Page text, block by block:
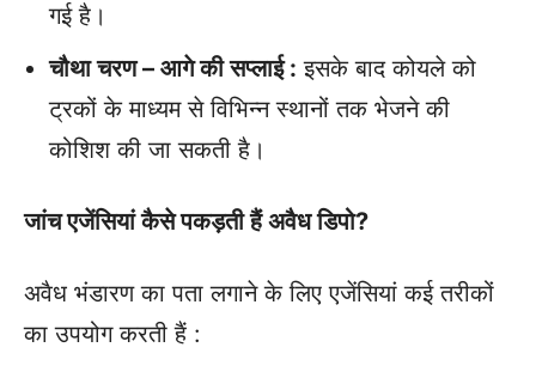
गई है।
चौथा चरण – आगे की सप्लाई : इसके बाद कोयले को
ट्रकों के माध्यम से विभिन्न स्थानों तक भेजने की
कोशिश की जा सकती है।
जांच एजेंसियां कैसे पकड़ती हैं अवैध डिपो?
अवैध भंडारण का पता लगाने के लिए एजेंसियां कई तरीकों
का उपयोग करती हैं :